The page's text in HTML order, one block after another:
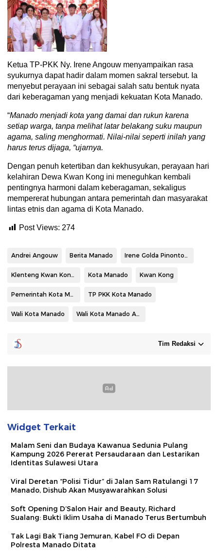
Ketua TP-PKK Ny. Irene Angouw menyampaikan rasa
syukurnya dapat hadir dalam momen sakral tersebut. Ia
menyebut perayaan ini sebagai salah satu bentuk nyata
dari keberagaman yang menjadi kekuatan Kota Manado.
“Manado menjadi kota yang damai dan rukun karena
setiap warga, tanpa melihat latar belakang suku maupun
agama, saling menghormati. Nilai-nilai seperti inilah yang
harus terus dijaga, “ujarnya.
Dengan penuh ketertiban dan kekhusyukan, perayaan hari
kelahiran Dewa Kwan Kong ini meneguhkan kembali
pentingnya harmoni dalam keberagaman, sekaligus
mempererat hubungan antara pemerintah dan masyarakat
lintas etnis dan agama di Kota Manado.
Post Views: 274
Andrei Angouw Berita Manado Irene Golda Pinontoan
Klenteng Kwan Kong Manado Kota Manado Kwan Kong
Pemerintah Kota Manado TP PKK Kota Manado
Wali Kota Manado Wali Kota Manado Andrei Angouw
Tim Redaksi
Widget Terkait
Malam Seni dan Budaya Kawanua Sedunia Pulang
Kampung 2026 Pererat Persaudaraan dan Lestarikan
Identitas Sulawesi Utara
Viral Deretan “Polisi Tidur” di Jalan Sam Ratulangi 17
Manado, Dishub Akan Musyawarahkan Solusi
Soft Opening D’Salon Hair and Beauty, Richard
Sualang: Bukti Iklim Usaha di Manado Terus Bertumbuh
Tak Lagi Bak Tiang Jemuran, Kabel FO di Depan
Polresta Manado Ditata